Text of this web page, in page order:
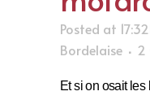
Posted at
Bordelaise
2
Et si on osait